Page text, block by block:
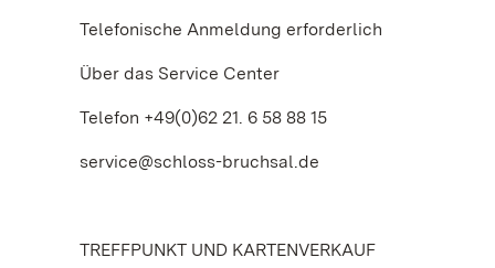
Telefonische Anmeldung erforderlich
Über das Service Center
Telefon +49(0)62 21. 6 58 88 15
service@schloss-bruchsal.de
TREFFPUNKT UND KARTENVERKAUF